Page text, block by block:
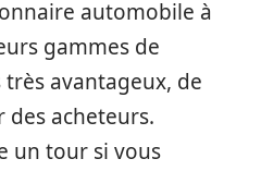
automobile à
gammes de
avantageux, de
acheteurs.
un tour si vous